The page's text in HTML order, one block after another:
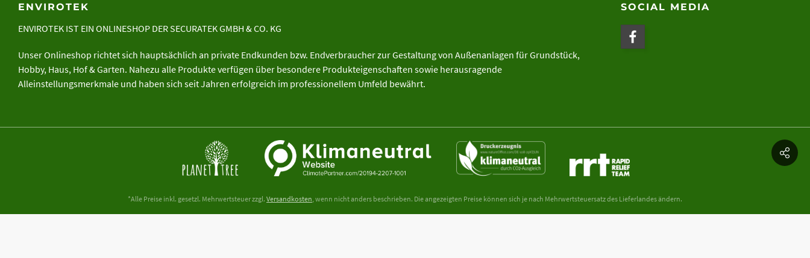
ENVIROTEK
ENVIROTEK IST EIN ONLINESHOP DERSECURATEK GMBH & CO. KG
Unser Onlineshop richtet sich hauptsächlich an private Endkunden bzw. Endverbraucher zur Gestaltung von Außenanlagen für Grundstück,
Hobby, Haus, Hof & Garten. Nahezu alle Produkte verfügen über besondere Produkteigenschaften sowie herausragende
Alleinstellungsmerkmale und haben sich seit Jahren erfolgreich im professionellem Umfeld bewährt.
SOCIAL MEDIA
*Alle Preise inkl. gesetzl. Mehrwertsteuer zzgl. Versandkosten, wenn nicht anders beschrieben. Die angezeigten Preise können sich je nach Mehrwertsteuersatz des Lieferlandes ändern.